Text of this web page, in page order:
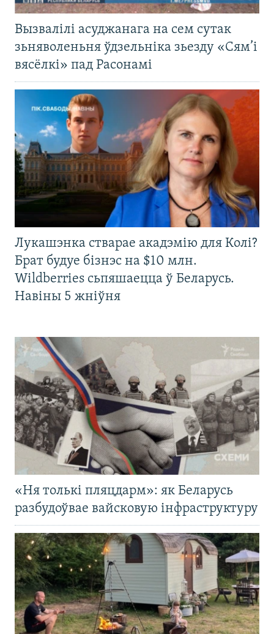
Вызвалілі асуджанага на сем сутак
зьняволеньня ўдзельніка зьезду «Сям’і
вясёлкі» пад Расонамі
Лукашэнка стварае акадэмію для Колі?
Брат будуе бізнэс на $10 млн.
Wildberries сьпяшаецца ў Беларусь.
Навіны 5 жніўня
«Ня толькі пляцдарм»: як Беларусь
разбудоўвае вайсковую інфраструктуру